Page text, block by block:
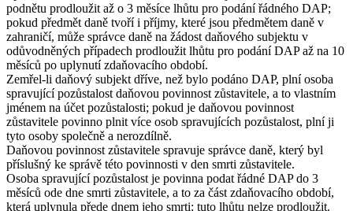
podnětu prodloužit až o 3 měsíce lhůtu pro podání řádného DAP;
pokud předmět daně tvoří i příjmy, které jsou předmětem daně v
zahraničí, může správce daně na žádost daňového subjektu v
odůvodněných případech prodloužit lhůtu pro podání DAP až na 10
měsíců po uplynutí zdaňovacího období.
Zemřel-li daňový subjekt dříve, než bylo podáno DAP, plní osoba
spravující pozůstalost daňovou povinnost zůstavitele, a to vlastním
jménem na účet pozůstalosti; pokud je daňovou povinnost
zůstavitele povinno plnit více osob spravujících pozůstalost, plní ji
tyto osoby společně a nerozdílně.
Daňovou povinnost zůstavitele spravuje správce daně, který byl
příslušný ke správě této povinnosti v den smrti zůstavitele.
Osoba spravující pozůstalost je povinna podat řádné DAP do 3
měsíců ode dne smrti zůstavitele, a to za část zdaňovacího období,
která uplynula přede dnem jeho smrti; tuto lhůtu nelze prodloužit.